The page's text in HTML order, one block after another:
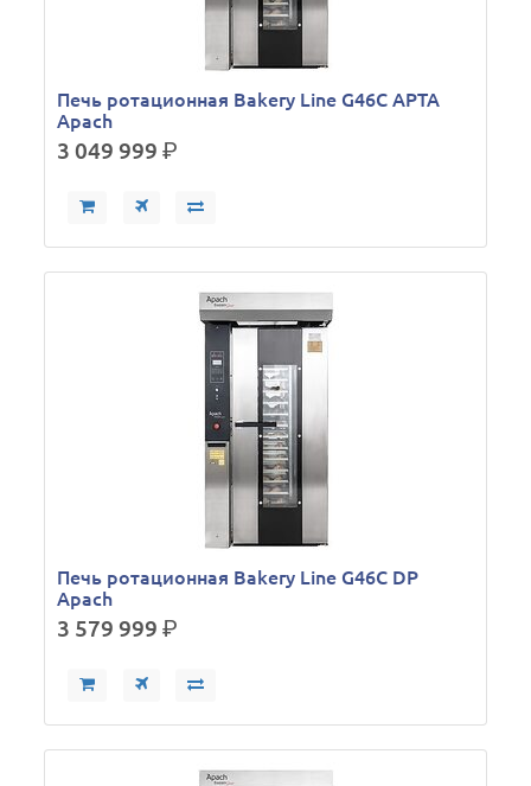
Печь ротационная Bakery Line G46C APTA
Apach
3 049 999р.
Печь ротационная Bakery Line G46C DP
Apach
3 579 999р.